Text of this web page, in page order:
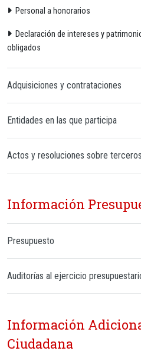
Personal a honorarios
Declaración de intereses y
obligados
Adquisiciones y contrataciones
Entidades en las que participa
Actos y resoluciones sobre terceros
Información
Presupuesto
Auditorías al ejercicio
Información
Ciudadana